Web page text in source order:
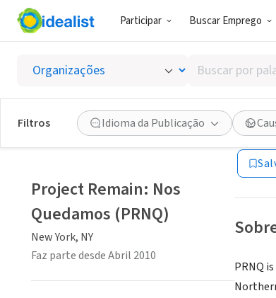
Participar Buscar Emprego
Buscar
por
palavra-
chave,
habilidades
ou
interesses
Filtros Idioma da Publicação New
PRNQ
Project Remain: Nos
Quedamos (PRNQ)
New York, NY
Faz parte desde Abril 2010